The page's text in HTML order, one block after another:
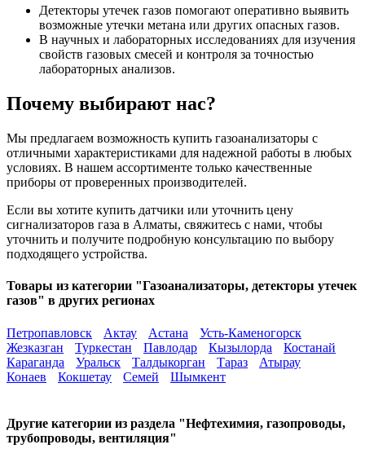
Детекторы утечек газов помогают оперативно выявить
возможные утечки метана или других опасных газов.
В научных и лабораторных исследованиях для изучения
свойств газовых смесей и контроля за точностью
лабораторных анализов.
Почему выбирают нас?
Мы предлагаем возможность купить газоанализаторы с
отличными характеристиками для надежной работы в любых
условиях. В нашем ассортименте только качественные
приборы от проверенных производителей.
Если вы хотите купить датчики или уточнить цену
сигнализаторов газа в Алматы, свяжитесь с нами, чтобы
уточнить и получите подробную консультацию по выбору
подходящего устройства.
Товары из категории "Газоанализаторы, детекторы утечек
газов" в других регионах
Петропавловск Актау Астана
Усть-Каменогорск
Жезказган
Туркестан Павлодар Кызылорда
Костанай
Караганда
Уральск Талдыкорган Тараз
Атырау
Конаев
Кокшетау Семей Шымкент
Другие категории из раздела "Нефтехимия, газопроводы,
трубопроводы, вентиляция"